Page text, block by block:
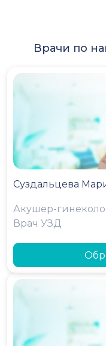
Врачи по
Суздальцева
Акушер-
Врач УЗД